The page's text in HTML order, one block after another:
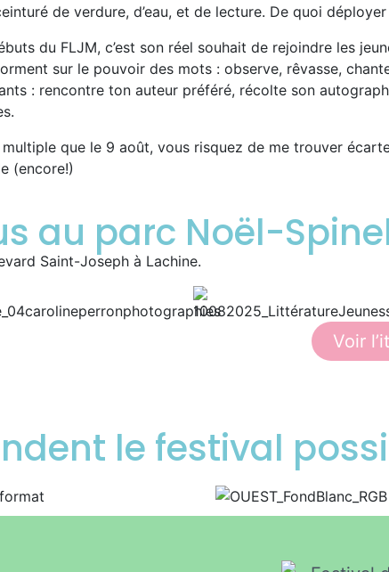
de verdure, d’eau, et de lecture. De quoi
du FLJM, c’est son réel souhait de rejoindre les
sur le pouvoir des mots : observe, rêvasse,
: rencontre ton auteur préféré, récolte son
que le 9 août, vous risquez de me trouver
(encore!)
au parc Noël-
Saint-Joseph à Lachine.
Voir
le festival